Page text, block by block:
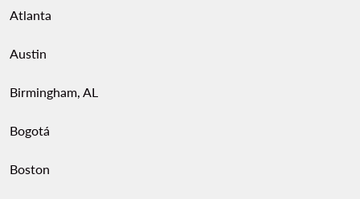
Atlanta
Austin
Birmingham, AL
Bogotá
Boston